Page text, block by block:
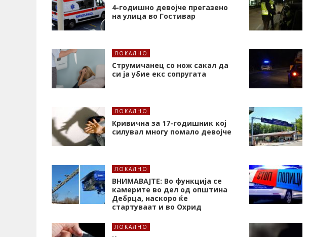
4-годишно девојче прегазено
на улица во Гостивар
ЛОКАЛНО
Струмичанец со нож сакал да
си ја убие екс сопругата
ЛОКАЛНО
Кривична за 17-годишник кој
силувал многу помало девојче
ЛОКАЛНО
ВНИМАВАЈТЕ: Во функција се
камерите во дел од општина
Дебрца, наскоро ќе
стартуваат и во Охрид
ЛОКАЛНО